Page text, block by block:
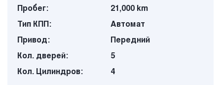
Пробег:
21,000 km
Тип КПП:
Автомат
Привод:
Передний
Кол. дверей:
5
Кол. Цилиндров:
4